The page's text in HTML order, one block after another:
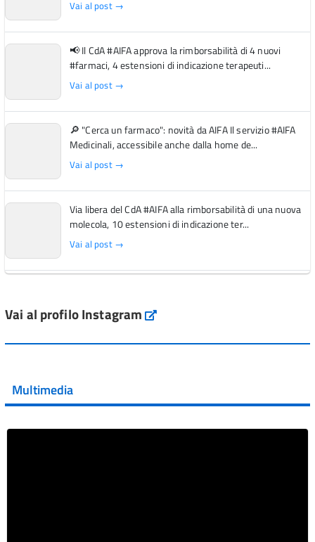
Vai al post →
📢 Il CdA #AIFA approva la rimborsabilità di 4 nuovi
#farmaci, 4 estensioni di indicazione terapeuti...
Vai al post →
🔎 "Cerca un farmaco": novità da AIFA Il servizio #AIFA
Medicinali, accessibile anche dalla home de...
Vai al post →
Via libera del CdA #AIFA alla rimborsabilità di una nuova
molecola, 10 estensioni di indicazione ter...
Vai al post →
Vai al post →
Vai al post →
Vai al profilo Instagram Instagram
Multimedia